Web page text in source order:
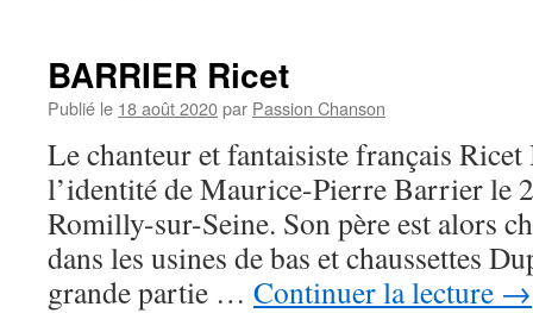
Belges »
:
fini
BARRIER Ricet
Publié le 18 août 2020par Passion Chanson
Le chanteur et fantaisiste français
l’identité de Maurice-Pierre Barrier le
Romilly-sur-Seine. Son père est alors
dans les usines de bas et chaussettes
grande partie … Continuer la lecture →